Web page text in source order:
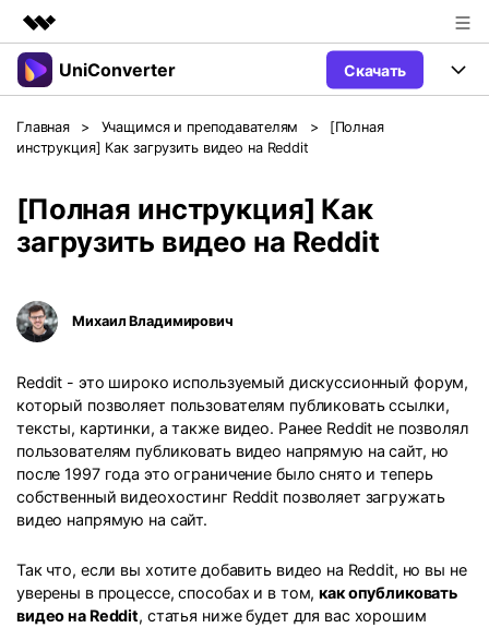
Рекомендуемые продукты
Управление данными
Бизнес
Решения
Новости
Поддержка
UniConverter Скачать
Продукты
UniConverter для Windows
UniConverter для Mac
Видео/Аудио
Больше инструментов
Руководство
Пользователи DVD
Пользователи Социальных Сетей
Креативный Дизайн
Фотография
Пользователи Фильмов
НАЙДИТЕ БОЛЬШЕ РЕШЕНИЙ
Поддержка
Видеоуроки Посмотрите видеоурок и узнайте, как использовать
UniConverter.
Контактная
Поддержка
Вся информация, необходимая для
использования UniConverter.
Технические
Полный список поддерживаемых форматов,
Что Нового Последние новости и обновления UniConverter.
КУПИТЬ Sign In
search
Главная > Учащимся и преподавателям >
[Полная
инструкция] Как загрузить видео на Reddit
[Полная инструкция] Как
загрузить видео на Reddit
Михаил Владимирович
Reddit - это широко используемый дискуссионный форум,
который позволяет пользователям публиковать ссылки,
тексты, картинки, а также видео. Ранее Reddit не позволял
пользователям публиковать видео напрямую на сайт, но
после 1997 года это ограничение было снято и теперь
собственный видеохостинг Reddit позволяет загружать
видео напрямую на сайт.
Так что, если вы хотите добавить видео на Reddit, но вы не
уверены в процессе, способах и в том,как опубликовать
видео на Reddit, статья ниже будет для вас хорошим